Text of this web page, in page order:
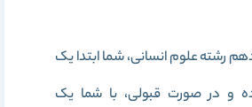
رشته علوم انسانی، شما ابتدا یک
و در صورت قبولی، با شما یک